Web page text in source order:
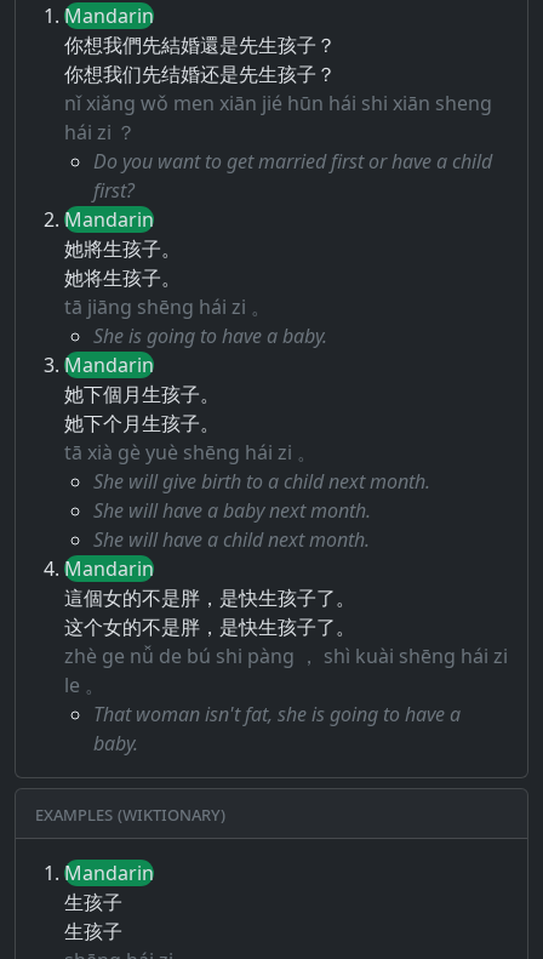
Mandarin
你想我們先結婚還是先生孩子？
你想我们先结婚还是先生孩子？
nǐ xiǎng wǒ men xiān jié hūn hái shi xiān sheng
hái zi ？
Do you want to get married first or have a child
first?
Mandarin
她將生孩子。
她将生孩子。
tā jiāng shēng hái zi 。
She is going to have a baby.
Mandarin
她下個月生孩子。
她下个月生孩子。
tā xià gè yuè shēng hái zi 。
She will give birth to a child next month.
She will have a baby next month.
She will have a child next month.
Mandarin
這個女的不是胖，是快生孩子了。
这个女的不是胖，是快生孩子了。
zhè ge nǚ de bú shi pàng ， shì kuài shēng hái zi
le 。
That woman isn't fat, she is going to have a
baby.
Examples (Wiktionary)
Mandarin
生孩子
生孩子